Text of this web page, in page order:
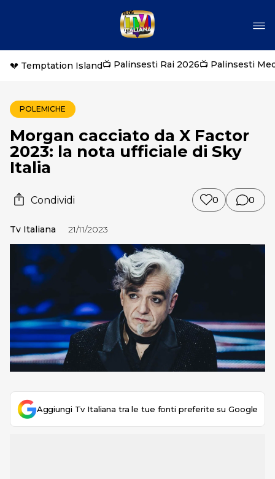
💔 Temptation Island📺 Palinsesti Rai 2026📺 Palinsesti
POLEMICHE
Morgan cacciato da X Factor
2023: la nota ufficiale di Sky
Italia
Condividi 0 0
Tv Italiana 21/11/2023
Aggiungi Tv Italiana tra le tue fonti preferite su Google